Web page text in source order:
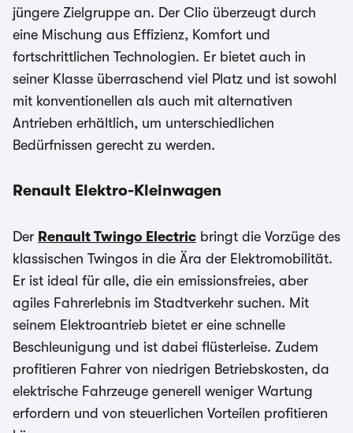
jüngere Zielgruppe an. Der Clio überzeugt durch
eine Mischung aus Effizienz, Komfort und
fortschrittlichen Technologien. Er bietet auch in
seiner Klasse überraschend viel Platz und ist sowohl
mit konventionellen als auch mit alternativen
Antrieben erhältlich, um unterschiedlichen
Bedürfnissen gerecht zu werden.
Renault Elektro-Kleinwagen
Der Renault Twingo Electric bringt die Vorzüge des
klassischen Twingos in die Ära der Elektromobilität.
Er ist ideal für alle, die ein emissionsfreies, aber
agiles Fahrerlebnis im Stadtverkehr suchen. Mit
seinem Elektroantrieb bietet er eine schnelle
Beschleunigung und ist dabei flüsterleise. Zudem
profitieren Fahrer von niedrigen Betriebskosten, da
elektrische Fahrzeuge generell weniger Wartung
erfordern und von steuerlichen Vorteilen profitieren